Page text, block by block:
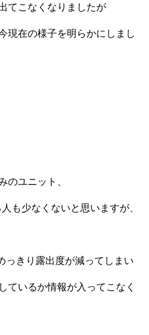
てこなくなりましたが
現在の様子を明らかにしまし
のユニット、
も少なくないと思いますが、
っきり露出度が減ってしまい
ているか情報が入ってこなく